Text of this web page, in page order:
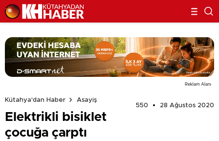
Reklam Alanı
Kütahya'dan Haber
Asayiş
550
28 Ağustos 2020
Elektrikli bisiklet
çocuğa çarptı